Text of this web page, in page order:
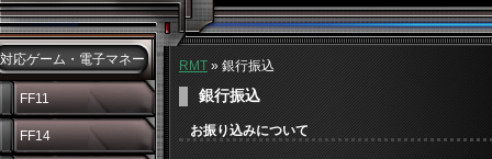
対応ゲーム・電子マネー
FF11
FF14
RMT » 銀行振込
銀行振込
お振り込みについて